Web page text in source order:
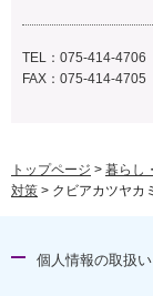
TEL：075-414-4706
FAX：075-414-4705
トップページ > 暮らし
対策 > クビアカツヤカ
個人情報の取扱い